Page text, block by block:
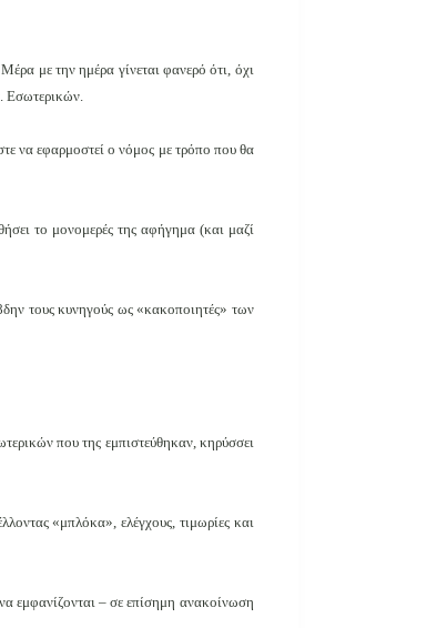
με την ημέρα γίνεται φανερό ότι, όχι
Εσωτερικών.
να εφαρμοστεί ο νόμος με τρόπο που θα
το μονομερές της αφήγημα (και μαζί
τους κυνηγούς ως «κακοποιητές» των
που της εμπιστεύθηκαν, κηρύσσει
«μπλόκα», ελέγχους, τιμωρίες και
εμφανίζονται – σε επίσημη ανακοίνωση